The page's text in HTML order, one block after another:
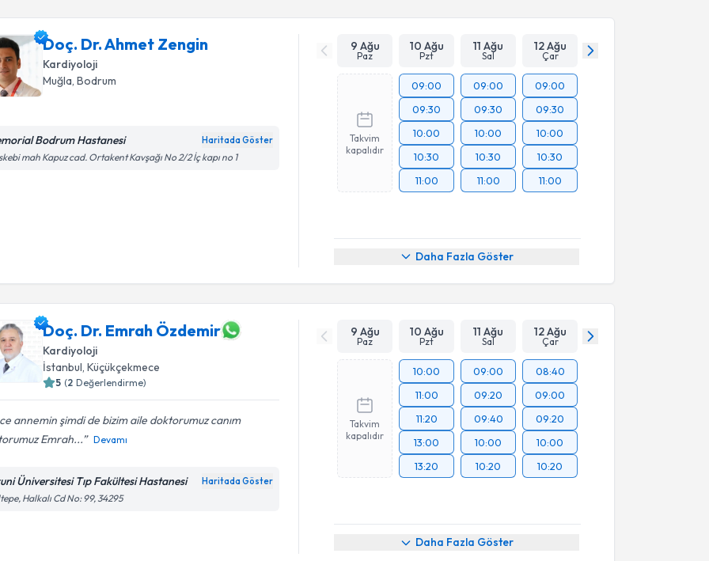
Doç. Dr. Ahmet Zengin
Kardiyoloji
Muğla ,Bodrum
Bodrum Hastanesi Haritada Göster
mah Kapuz cad. Ortakent Kavşağı No 2/2 İç kapı no 1
9 Ağu
Paz
10 Ağu
Pzt
11 Ağu
Sal
12 Ağu
Çar
Takvim
kapalıdır
09:00
09:30
10:00
10:30
11:00
09:00
09:30
10:00
10:30
11:00
09:00
09:30
10:00
10:30
11:00
Daha Fazla Göster
Doç. Dr. Emrah Özdemir
Kardiyoloji
İstanbul,Küçükçekmece
5 (2 Değerlendirme)
annemin şimdi de bizim aile doktorumuz canım
Emrah...
Devamı
Üniversitesi Tıp Fakültesi Hastanesi Haritada Göster
Halkalı Cd No: 99, 34295
9 Ağu
Paz
10 Ağu
Pzt
11 Ağu
Sal
12 Ağu
Çar
Takvim
kapalıdır
10:00
11:00
11:20
13:00
13:20
09:00
09:20
09:40
10:00
10:20
08:40
09:00
09:20
10:00
10:20
Daha Fazla Göster